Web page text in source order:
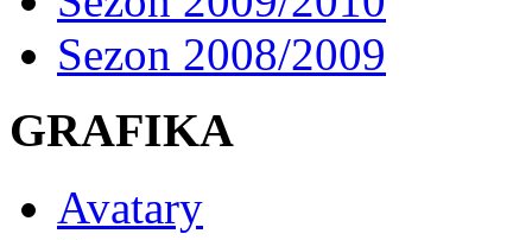
Sezon 2008/2009
GRAFIKA
Avatary